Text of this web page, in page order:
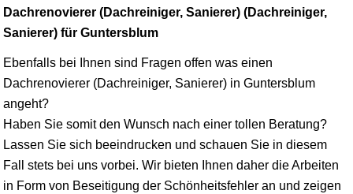
Dachrenovierer (Dachreiniger, Sanierer) (Dachreiniger,
Sanierer) für Guntersblum
Ebenfalls bei Ihnen sind Fragen offen was einen
Dachrenovierer (Dachreiniger, Sanierer) in Guntersblum
angeht?
Haben Sie somit den Wunsch nach einer tollen Beratung?
Lassen Sie sich beeindrucken und schauen Sie in diesem
Fall stets bei uns vorbei. Wir bieten Ihnen daher die Arbeiten
in Form von Beseitigung der Schönheitsfehler an und zeigen